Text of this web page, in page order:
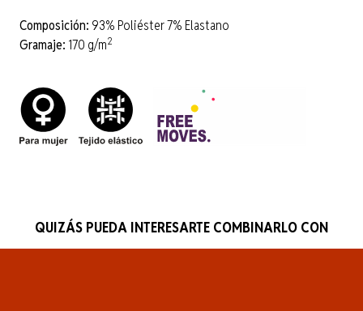
Composición: 93% Poliéster 7% Elastano
Gramaje: 170 g/m2
QUIZÁS PUEDA INTERESARTE COMBINARLO CON